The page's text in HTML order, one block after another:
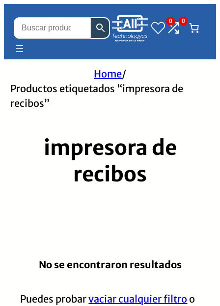
0 0
Home/
Productos etiquetados “impresora de
recibos”
impresora de
recibos
No se encontraron resultados
Puedes probarvaciar cualquier filtro o